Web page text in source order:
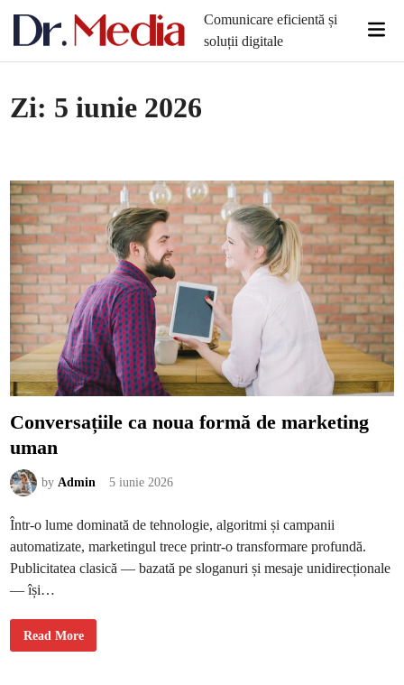
Comunicare eficientă și
soluții digitale
Zi: 5 iunie 2026
Conversațiile ca noua formă de marketing
uman
byAdmin 5 iunie 2026
Într-o lume dominată de tehnologie, algoritmi și campanii
automatizate, marketingul trece printr-o transformare profundă.
Publicitatea clasică — bazată pe sloganuri și mesaje unidirecționale
— își…
C
Read More